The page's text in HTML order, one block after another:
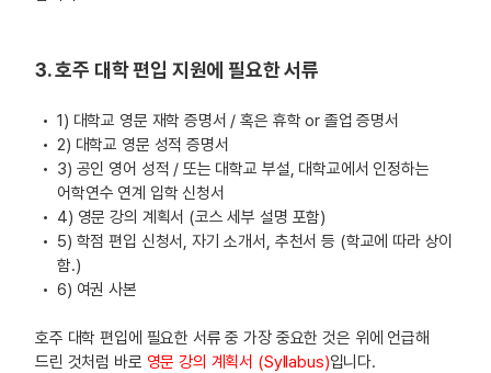
3. 호주 대학 편입 지원에 필요한 서류
1) 대학교 영문 재학 증명서 / 혹은 휴학 or 졸업 증명서
2) 대학교 영문 성적 증명서
3) 공인 영어 성적 / 또는 대학교 부설, 대학교에서 인정하는
어학연수 연계 입학 신청서
4) 영문 강의 계획서 (코스 세부 설명 포함)
5) 학점 편입 신청서, 자기 소개서, 추천서 등 (학교에 따라 상이
함.)
6) 여권 사본
호주 대학 편입에 필요한 서류 중 가장 중요한 것은 위에 언급해
드린 것처럼 바로 영문 강의 계획서 (Syllabus)입니다.